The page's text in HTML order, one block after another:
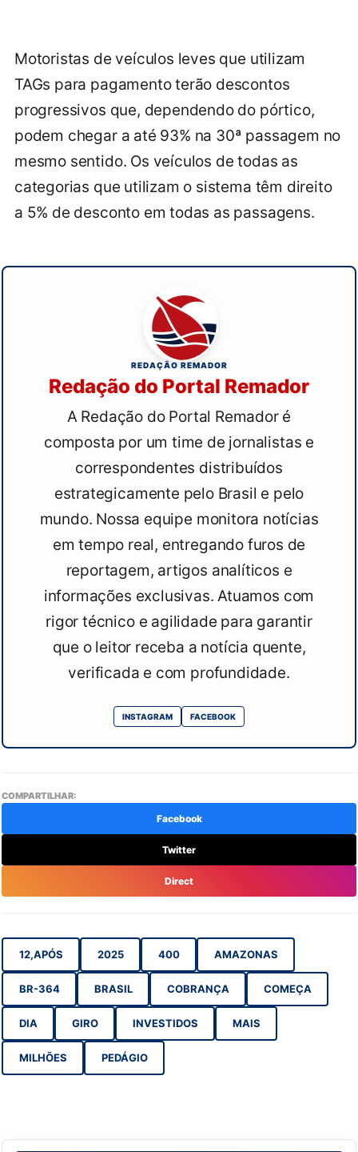
Motoristas de veículos leves que utilizam
TAGs para pagamento terão descontos
progressivos que, dependendo do pórtico,
podem chegar a até 93% na 30ª passagem no
mesmo sentido. Os veículos de todas as
categorias que utilizam o sistema têm direito
a 5% de desconto em todas as passagens.
REDAÇÃO REMADOR
Redação do Portal Remador
A Redação do Portal Remador é
composta por um time de jornalistas e
correspondentes distribuídos
estrategicamente pelo Brasil e pelo
mundo. Nossa equipe monitora notícias
em tempo real, entregando furos de
reportagem, artigos analíticos e
informações exclusivas. Atuamos com
rigor técnico e agilidade para garantir
que o leitor receba a notícia quente,
verificada e com profundidade.
INSTAGRAM FACEBOOK
COMPARTILHAR:
Facebook
Twitter
Direct
12,APÓS 2025 400 AMAZONAS
BR-364 BRASIL COBRANÇA COMEÇA
DIA GIRO INVESTIDOS MAIS
MILHÕES PEDÁGIO